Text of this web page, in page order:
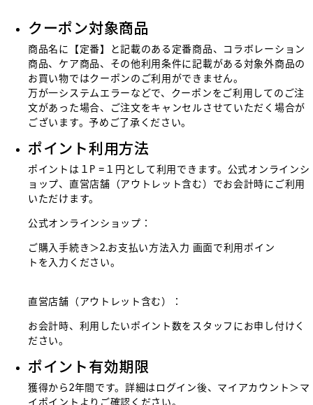
クーポン対象商品
商品名に【定番】と記載のある定番商品、コラボレーション
商品、ケア商品、その他利用条件に記載がある対象外商品の
お買い物ではクーポンのご利用ができません。
万が一システムエラーなどで、クーポンをご利用してのご注
文があった場合、ご注文をキャンセルさせていただく場合が
ございます。予めご了承ください。
ポイント利用方法
ポイントは１P =１円として利用できます。公式オンラインシ
ョップ、直営店舗（アウトレット含む）でお会計時にご利用
いただけます。
公式オンラインショップ：
ご購入手続き＞2.お支払い方法入力 画面で利用ポイン
トを入力ください。
直営店舗（アウトレット含む）：
お会計時、利用したいポイント数をスタッフにお申し付けく
ださい。
ポイント有効期限
獲得から2年間です。詳細はログイン後、マイアカウント＞マ
イポイントよりご確認ください。